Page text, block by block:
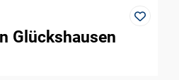
Glückshausen